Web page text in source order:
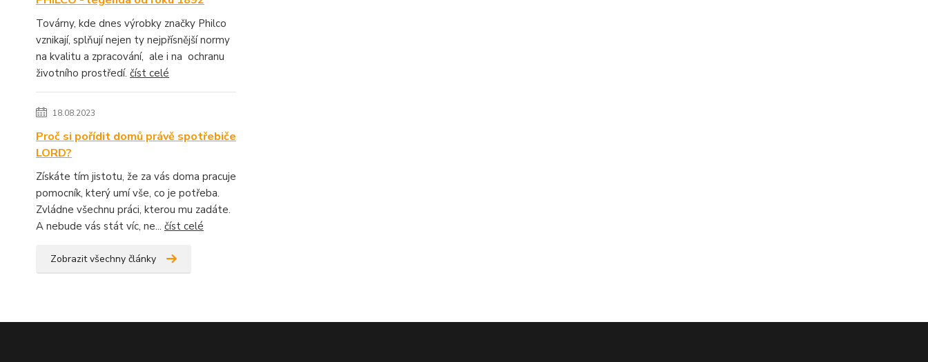
Továrny, kde dnes výrobky značky Philco
vznikají, splňují nejen ty nejpřísnější normy
na kvalitu a zpracování, ale i na ochranu
životního prostředí. číst celé
18.08.2023
Proč si pořídit domů právě spotřebiče
LORD?
Získáte tím jistotu, že za vás doma pracuje
pomocník, který umí vše, co je potřeba.
Zvládne všechnu práci, kterou mu zadáte.
A nebude vás stát víc, ne... číst celé
Zobrazit všechny články